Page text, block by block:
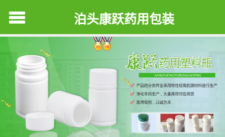
泊头康跃药用包装